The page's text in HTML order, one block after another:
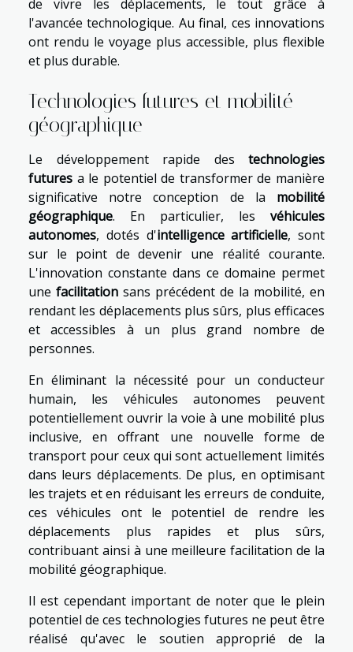
de vivre les déplacements, le tout grâce à
l'avancée technologique. Au final, ces innovations
ont rendu le voyage plus accessible, plus flexible
et plus durable.
Technologies futures et mobilité
géographique
Le développement rapide des technologies
futures a le potentiel de transformer de manière
significative notre conception de la mobilité
géographique. En particulier, les véhicules
autonomes, dotés d'intelligence artificielle, sont
sur le point de devenir une réalité courante.
L'innovation constante dans ce domaine permet
une facilitation sans précédent de la mobilité, en
rendant les déplacements plus sûrs, plus efficaces
et accessibles à un plus grand nombre de
personnes.
En éliminant la nécessité pour un conducteur
humain, les véhicules autonomes peuvent
potentiellement ouvrir la voie à une mobilité plus
inclusive, en offrant une nouvelle forme de
transport pour ceux qui sont actuellement limités
dans leurs déplacements. De plus, en optimisant
les trajets et en réduisant les erreurs de conduite,
ces véhicules ont le potentiel de rendre les
déplacements plus rapides et plus sûrs,
contribuant ainsi à une meilleure facilitation de la
mobilité géographique.
Il est cependant important de noter que le plein
potentiel de ces technologies futures ne peut être
réalisé qu'avec le soutien approprié de la